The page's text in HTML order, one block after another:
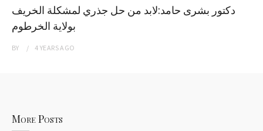
دكتور بشرى حامد:لابد من حل جذري لمشكلة الخريف
بولاية الخرطوم
BY 4 YEARSAGO
More Posts